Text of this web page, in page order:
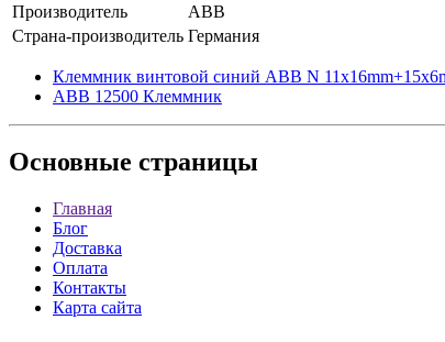
Производитель
ABB
Страна-производитель Германия
Клеммник винтовой синий ABB N
ABB 12500 Клеммник
Основные страницы
Главная
Блог
Доставка
Оплата
Контакты
Карта сайта